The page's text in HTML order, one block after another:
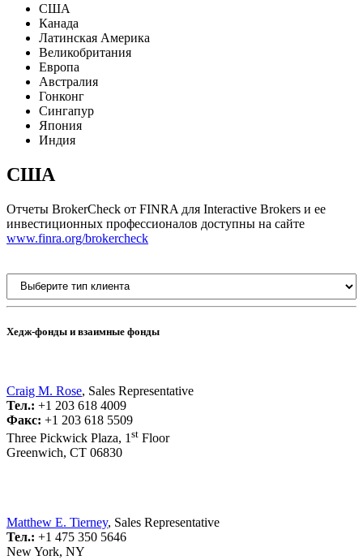
США
Канада
Латинская Америка
Великобритания
Европа
Австралия
Гонконг
Сингапур
Япония
Индия
США
Отчеты BrokerCheck от FINRA для Interactive Brokers и ее
инвестиционных профессионалов доступны на сайте
www.finra.org/brokercheck
Хедж-фонды и взаимные фонды
Craig M. Rose, Sales Representative
Тел.: +1 203 618 4009
Факс: +1 203 618 5509
Three Pickwick Plaza, 1 st Floor
Greenwich, CT 06830
Matthew E. Tierney, Sales Representative
Тел.: +1 475 350 5646
New York, NY